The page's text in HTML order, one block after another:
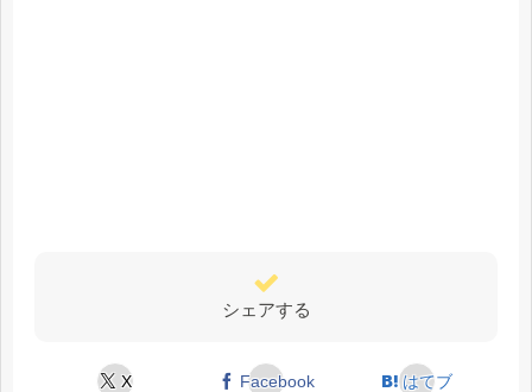
シェアする
X Facebook はてブ